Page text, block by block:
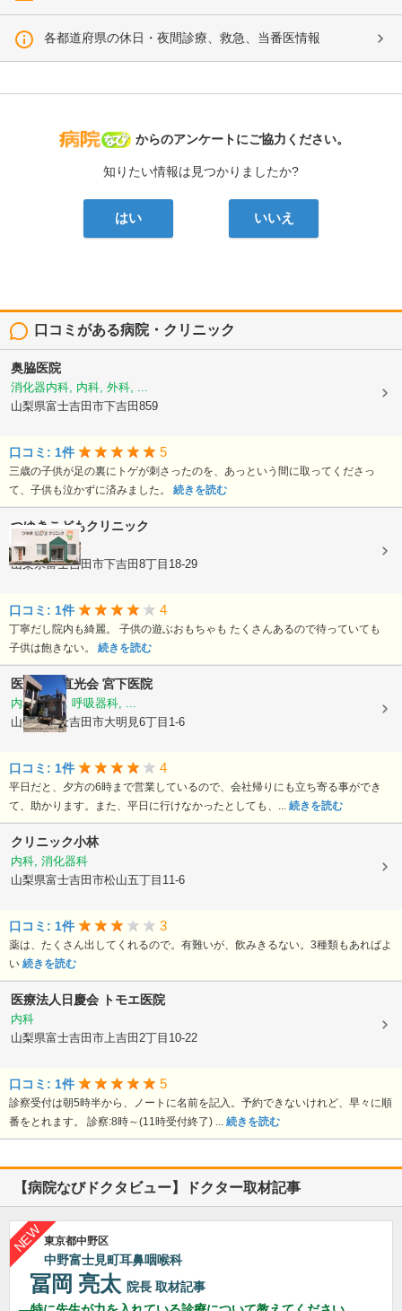
各都道府県の休日・夜間診療、救急、当番医情報
病院なび
からのアンケートにご協力ください。
知りたい情報は見つかりましたか?
はい いいえ
口コミがある病院・クリニック
奥脇医院
消化器内科, 内科, 外科, ...
山梨県富士吉田市下吉田859
口コミ: 1件 5
三歳の子供が足の裏にトゲが刺さったのを、あっという間に取ってくださっ
て、子供も泣かずに済みました。 続きを読む
つゆきこどもクリニック
小児科
山梨県富士吉田市下吉田8丁目18-29
口コミ: 1件 4
丁寧だし院内も綺麗。 子供の遊ぶおもちゃも たくさんあるので待っていても
子供は飽きない。 続きを読む
医療法人直光会 宮下医院
内科, 外科, 呼吸器科, ...
山梨県富士吉田市大明見6丁目1-6
口コミ: 1件 4
平日だと、夕方の6時まで営業しているので、会社帰りにも立ち寄る事ができ
て、助かります。また、平日に行けなかったとしても、... 続きを読む
クリニック小林
内科, 消化器科
山梨県富士吉田市松山五丁目11-6
口コミ: 1件 3
薬は、たくさん出してくれるので。有難いが、飲みきるない。3種類もあればよ
い 続きを読む
医療法人日慶会 トモエ医院
内科
山梨県富士吉田市上吉田2丁目10-22
口コミ: 1件 5
診察受付は朝5時半から、ノートに名前を記入。予約できないけれど、早々に順
番をとれます。 診察:8時～(11時受付終了) ... 続きを読む
【病院なびドクタビュー】ドクター取材記事
東京都中野区
中野富士見町耳鼻咽喉科
冨岡 亮太 院長 取材記事